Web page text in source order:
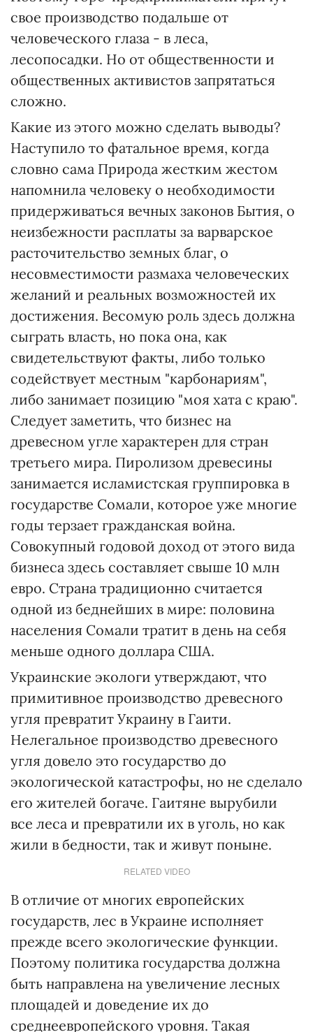
свое производство подальше от
человеческого глаза - в леса,
лесопосадки. Но от общественности и
общественных активистов запрятаться
сложно.
Какие из этого можно сделать выводы?
Наступило то фатальное время, когда
словно сама Природа жестким жестом
напомнила человеку о необходимости
придерживаться вечных законов Бытия, о
неизбежности расплаты за варварское
расточительство земных благ, о
несовместимости размаха человеческих
желаний и реальных возможностей их
достижения. Весомую роль здесь должна
сыграть власть, но пока она, как
свидетельствуют факты, либо только
содействует местным "карбонариям",
либо занимает позицию "моя хата с краю".
Следует заметить, что бизнес на
древесном угле характерен для стран
третьего мира. Пиролизом древесины
занимается исламистская группировка в
государстве Сомали, которое уже многие
годы терзает гражданская война.
Совокупный годовой доход от этого вида
бизнеса здесь составляет свыше 10 млн
евро. Страна традиционно считается
одной из беднейших в мире: половина
населения Сомали тратит в день на себя
меньше одного доллара США.
Украинские экологи утверждают, что
примитивное производство древесного
угля превратит Украину в Гаити.
Нелегальное производство древесного
угля довело это государство до
экологической катастрофы, но не сделало
его жителей богаче. Гаитяне вырубили
все леса и превратили их в уголь, но как
жили в бедности, так и живут поныне.
RELATED VIDEO
В отличие от многих европейских
государств, лес в Украине исполняет
прежде всего экологические функции.
Поэтому политика государства должна
быть направлена на увеличение лесных
площадей и доведение их до
среднеевропейского уровня. Такая